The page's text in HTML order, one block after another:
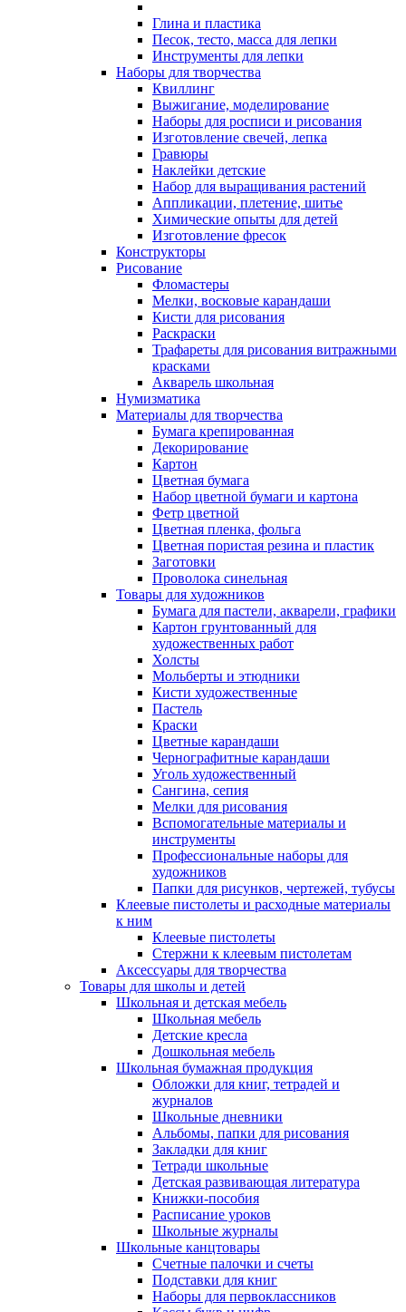
Глина и пластика
Песок, тесто, масса для лепки
Инструменты для лепки
Наборы для творчества
Квиллинг
Выжигание, моделирование
Наборы для росписи и рисования
Изготовление свечей, лепка
Гравюры
Наклейки детские
Набор для выращивания растений
Аппликации, плетение, шитье
Химические опыты для детей
Изготовление фресок
Конструкторы
Рисование
Фломастеры
Мелки, восковые карандаши
Кисти для рисования
Раскраски
Трафареты для рисования витражными
красками
Акварель школьная
Нумизматика
Материалы для творчества
Бумага крепированная
Декорирование
Картон
Цветная бумага
Набор цветной бумаги и картона
Фетр цветной
Цветная пленка, фольга
Цветная пористая резина и пластик
Заготовки
Проволока синельная
Товары для художников
Бумага для пастели, акварели, графики
Картон грунтованный для
художественных работ
Холсты
Мольберты и этюдники
Кисти художественные
Пастель
Краски
Цветные карандаши
Чернографитные карандаши
Уголь художественный
Сангина, сепия
Мелки для рисования
Вспомогательные материалы и
инструменты
Профессиональные наборы для
художников
Папки для рисунков, чертежей, тубусы
Клеевые пистолеты и расходные материалы
к ним
Клеевые пистолеты
Стержни к клеевым пистолетам
Аксессуары для творчества
Товары для школы и детей
Школьная и детская мебель
Школьная мебель
Детские кресла
Дошкольная мебель
Школьная бумажная продукция
Обложки для книг, тетрадей и
журналов
Школьные дневники
Альбомы, папки для рисования
Закладки для книг
Тетради школьные
Детская развивающая литература
Книжки-пособия
Расписание уроков
Школьные журналы
Школьные канцтовары
Счетные палочки и счеты
Подставки для книг
Наборы для первоклассников